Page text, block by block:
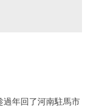
過年回了河南駐馬市